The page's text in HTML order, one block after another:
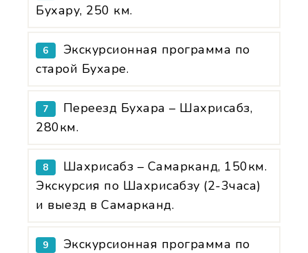
Бухару, 250 км.
6
Экскурсионная программа по
старой Бухаре.
7
Переезд Бухара – Шахрисабз,
280км.
8
Шахрисабз – Самарканд, 150км.
Экскурсия по Шахрисабзу (2-3часа)
и выезд в Самарканд.
9
Экскурсионная программа по